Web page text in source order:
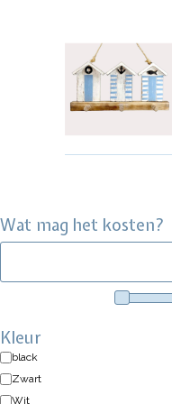
Wat mag het kosten?
Kleur
black
Zwart
Wit